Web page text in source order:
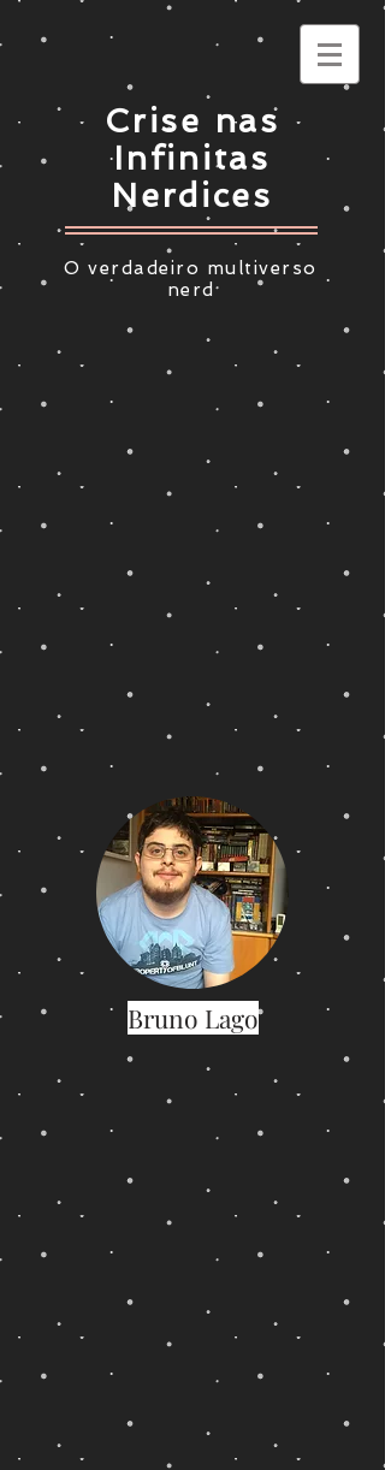
Crise nas
Infinitas
Nerdices
O verdadeiro multiverso
nerd
Bruno Lago